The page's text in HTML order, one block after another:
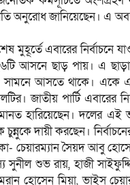
অনুরোধ জানিয়েছেন। এ
মুহূর্তে এবারের নির্বাচনে
আসনে ছাড় পায়। এ ছাড়া
আসতে থাকে। একে
জাতীয় পার্টি এবারের
হারিয়েছেন। দলের
দায়ী করছেন।
চেয়ারম্যান সৈয়দ আবু
সুনীল শুভ রায়, হাজী
হোসেন মিয়া, ভাইস